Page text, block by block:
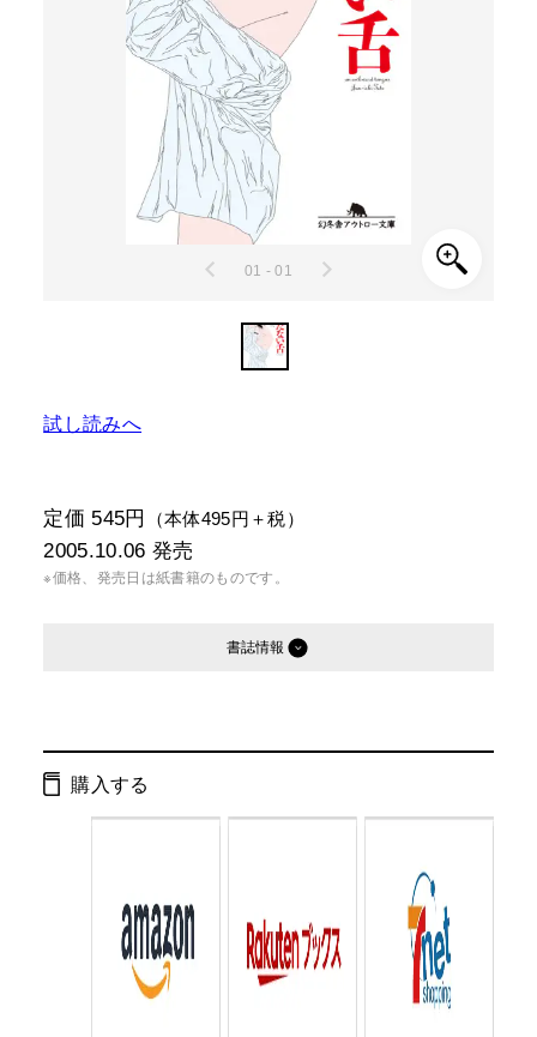
01 - 01
試し読みへ
定価 545円 （本体495円＋税）
2005.10.06 発売
※価格、発売日は紙書籍のものです。
書誌情報
ページ数：
判型： 文庫判
購入する